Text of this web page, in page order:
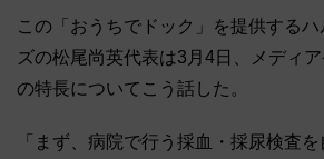
この「おうちでドック」を提供する
ズの松尾尚英代表は3月4日、メディ
の特長についてこう話した。
「まず、病院で行う採血・採尿検査を